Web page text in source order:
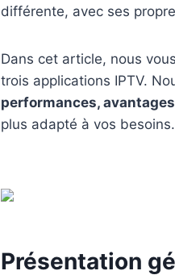
différente, avec ses
Dans cet article, nous
trois applications IPTV.
performances,
plus adapté à vos besoins.
Présentation